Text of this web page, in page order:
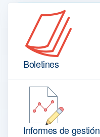
Boletines
Informes de gestión